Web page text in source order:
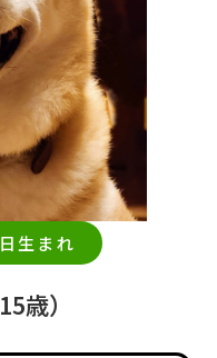
生まれ
15歳）